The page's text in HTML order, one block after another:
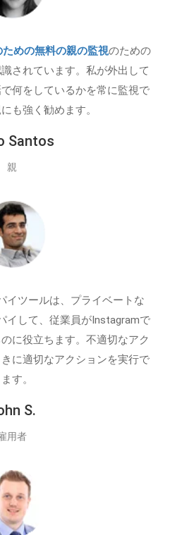
めの無料の親の監視のための
されています。私が外出して
何をしているかを常に監視で
も強く勧めます。
Santos
親
イツールは、プライベートな
イして、従業員がInstagramで
に役立ちます。不適切なアク
に適切なアクションを実行で
す。
S.
用者